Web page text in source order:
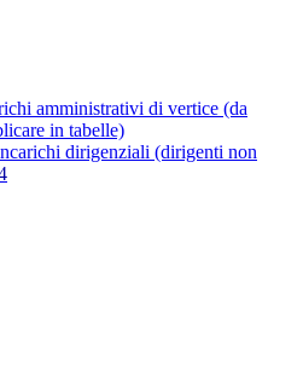
amministrativi di vertice (da
in tabelle)
dirigenziali (dirigenti non